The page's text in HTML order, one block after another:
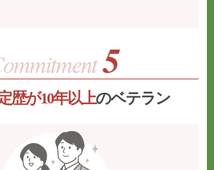
歴が10年以上のベテラン